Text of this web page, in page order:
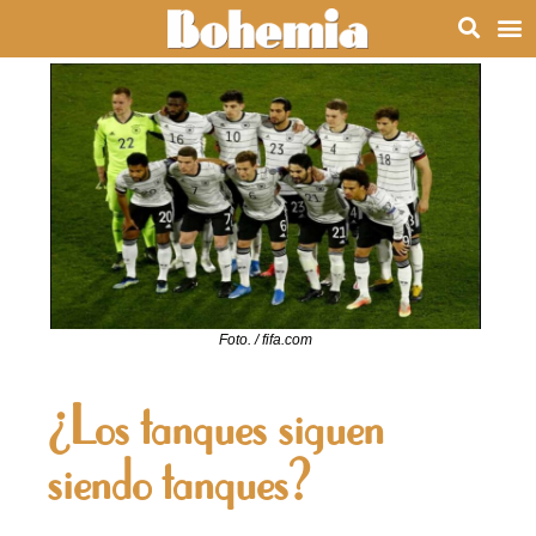
Foto. / fifa.com
¿Los tanques siguen
siendo tanques?